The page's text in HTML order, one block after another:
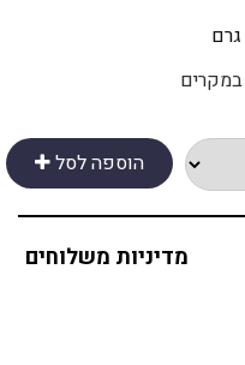
הוספה לסל
מדיניות משלוחים